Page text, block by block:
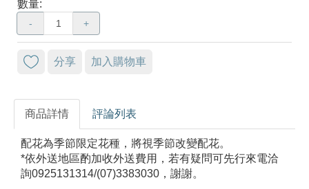
數量:
- +
分享 加入購物車
商品詳情 評論列表
配花為季節限定花種，將視季節改變配花。
*依外送地區酌加收外送費用，若有疑問可先行來電洽
詢0925131314/(07)3383030，謝謝。